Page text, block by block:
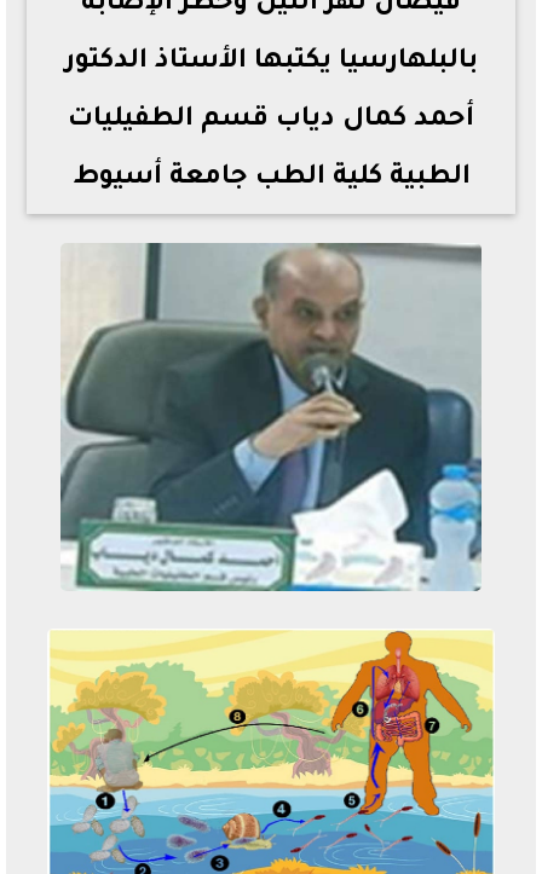
بالبلهارسيا يكتبها الأستاذ الدكتور
أحمد كمال دياب قسم الطفيليات
الطبية كلية الطب جامعة أسيوط